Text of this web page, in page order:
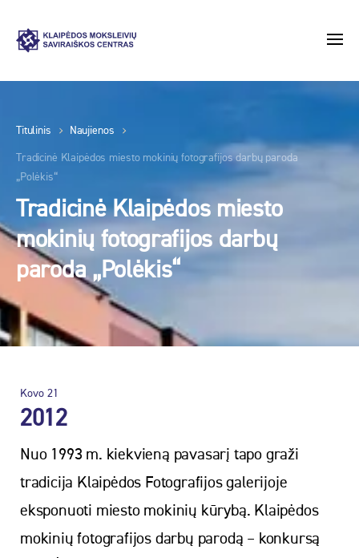
Titulinis Naujienos
Tradicinė Klaipėdos miesto mokinių fotografijos darbų paroda
„Polėkis“
Tradicinė Klaipėdos miesto
mokinių fotografijos darbų
paroda „Polėkis“
Kovo 21
2012
Nuo 1993 m. kiekvieną pavasarį tapo graži
tradicija Klaipėdos Fotografijos galerijoje
eksponuoti miesto mokinių kūrybą. Klaipėdos
mokinių fotografijos darbų parodą – konkursą